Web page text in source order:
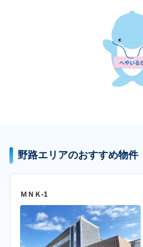
野路エリアのおすすめ物件
ＭＮＫ-1